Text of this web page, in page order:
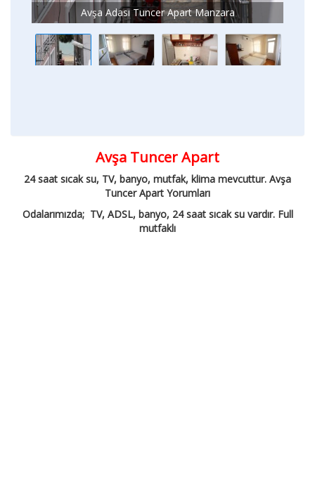
Avşa Adası Tuncer Apart Manzara
Avşa Tuncer Apart
24 saat sıcak su, TV, banyo, mutfak, klima mevcuttur. Avşa
Tuncer Apart Yorumları
Odalarımızda; TV, ADSL, banyo, 24 saat sıcak su vardır. Full
mutfaklı